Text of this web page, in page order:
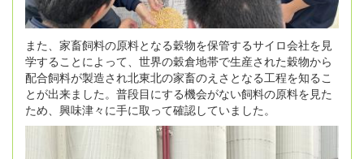
また、家畜飼料の原料となる穀物を保管するサイロ会社を見
学することによって、世界の穀倉地帯で生産された穀物から
配合飼料が製造され北東北の家畜のえさとなる工程を知るこ
とが出来ました。普段目にする機会がない飼料の原料を見た
ため、興味津々に手に取って確認していました。